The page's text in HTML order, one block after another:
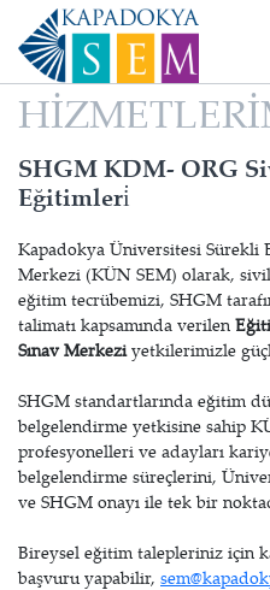
SHGM KDM- ORG
Eğitimleri̇
Kapadokya Üniversitesi Sürekli
Merkezi (KÜN SEM) olarak,
eğitim tecrübemizi, SHGM
talimatı kapsamında verilen
Sınav Merkeziyetkilerimizle
SHGM standartlarında eğitim
belgelendirme yetkisine sahip
profesyonelleri ve adayları
belgelendirme süreçlerini,
ve SHGM onayı ile tek bir
Bireysel eğitim talepleriniz için
başvuru yapabilir,